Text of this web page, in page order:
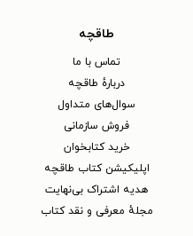
طاقچه
تماس با ما
دربارهٔ طاقچه
سوال‌های متداول
فروش سازمانی
خرید کتابخوان
اپلیکیشن کتاب طاقچه
هدیه اشتراک بی‌نهایت
مجلهٔ معرفی و نقد کتاب